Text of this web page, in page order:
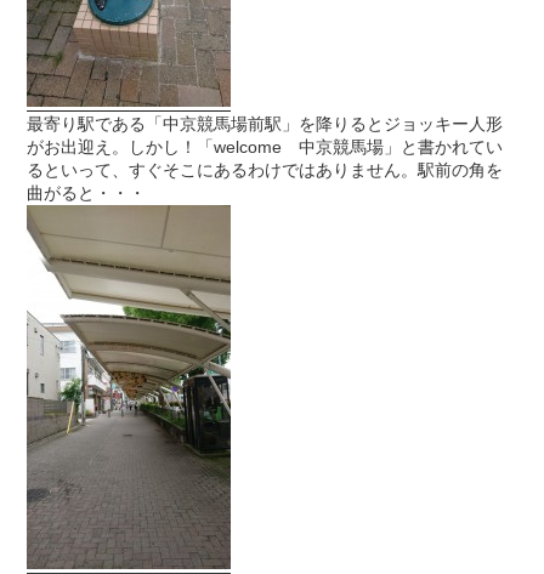
最寄り駅である「中京競馬場前駅」を降りるとジョッキー人形
がお出迎え。しかし！「welcome 中京競馬場」と書かれてい
るといって、すぐそこにあるわけではありません。駅前の角を
曲がると・・・